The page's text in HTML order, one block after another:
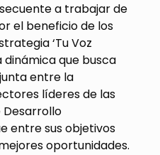
a trabajar de
el beneficio de los
‘Tu Voz
dinámica que busca
entre la
líderes de las
Desarrollo
entre sus objetivos
oportunidades.